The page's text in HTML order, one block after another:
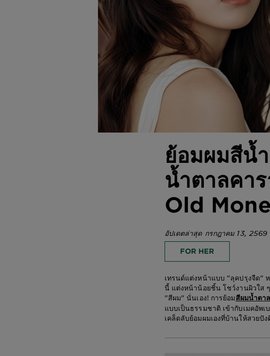
ย้อมผมสีน้
น้ำตาลคา
Old
อัปเดตล่าสุด กรกฎาคม 13, 2569
FOR HER
เทรนด์แต่งหน้าแบบ "ลุคปรุงจืด"
นี้ แต่งหน้าน้อยชิ้น โชว์งานผิวใส
"สีผม" นั่นเอง! การย้อมสีผมน้ำตาล
แบบเป็นธรรมชาติ เข้ากับเมคอัพ
เคล็ดลับย้อมผมเองที่บ้านให้สวยปั